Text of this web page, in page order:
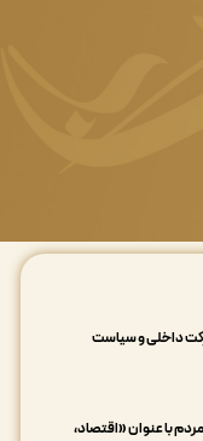
داخلی و سیاست
با عنوان «اقتصاد،